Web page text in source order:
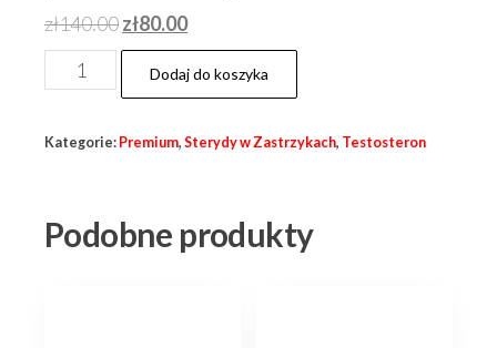
zł140.00Pierwotna
cena
wynosiła:
zł80.00Aktualna
cena
wynosi:
ilość
Testosteron
300mg
labtested!
10ml
Dodaj do koszyka
Kategorie: Premium, Sterydy w Zastrzykach, Testosteron
Podobne produkty